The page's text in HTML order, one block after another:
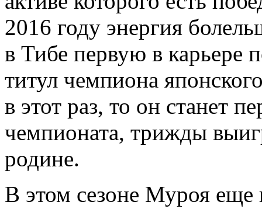
2016 году энергия
в Тибе первую в карьере
титул чемпиона
в этот раз, то он станет
чемпионата, трижды
родине.
В этом сезоне Муроя еще